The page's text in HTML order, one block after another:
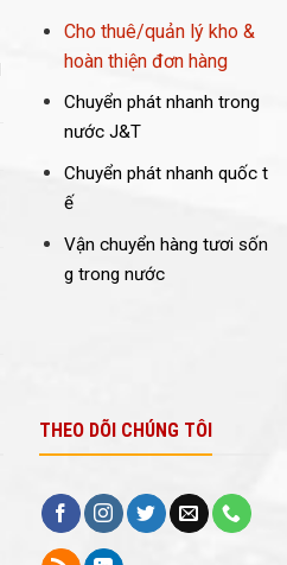
Cho thuê/quản lý kho &
hoàn thiện đơn hàng
Chuyển phát nhanh trong
nước J&T
Chuyển phát nhanh quốc t
ế
Vận chuyển hàng tươi sốn
g trong nước
THEO DÕI CHÚNG TÔI